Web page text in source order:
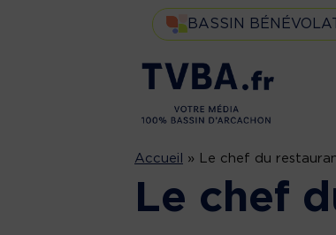
BASSIN
Accueil » Le chef du
Le chef